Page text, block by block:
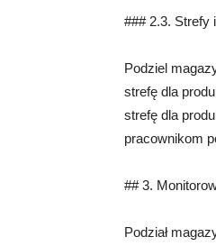
### 2.3. Strefy
Podziel
strefę dla
strefę dla
pracownikom
## 3.
Podział